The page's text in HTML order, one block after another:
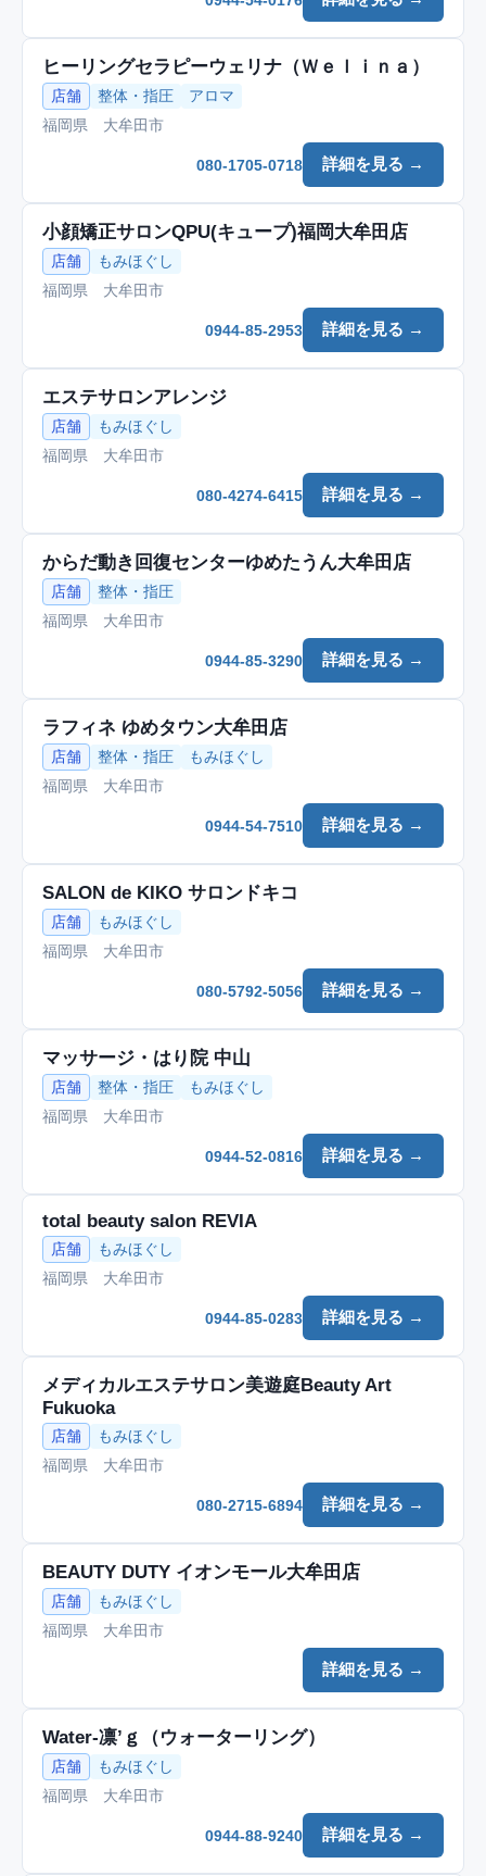
ヒーリングセラピーウェリナ（Ｗｅｌｉｎａ）
店舗 整体・指圧
アロマ
福岡県 大牟田市
詳細を見る →
080-1705-0718
小顔矯正サロンQPU(キュープ)福岡大牟田店
店舗
もみほぐし
福岡県 大牟田市
詳細を見る →
0944-85-2953
エステサロンアレンジ
店舗
もみほぐし
福岡県 大牟田市
詳細を見る →
080-4274-6415
からだ動き回復センターゆめたうん大牟田店
店舗
整体・指圧
福岡県 大牟田市
詳細を見る →
0944-85-3290
ラフィネ ゆめタウン大牟田店
店舗 整体・指圧
もみほぐし
福岡県 大牟田市
詳細を見る →
0944-54-7510
SALON de KIKO サロンドキコ
店舗
もみほぐし
福岡県 大牟田市
詳細を見る →
080-5792-5056
マッサージ・はり院 中山
店舗 整体・指圧
もみほぐし
福岡県 大牟田市
詳細を見る →
0944-52-0816
total beauty salon REVIA
店舗
もみほぐし
福岡県 大牟田市
詳細を見る →
0944-85-0283
メディカルエステサロン美遊庭Beauty Art
Fukuoka
店舗
もみほぐし
福岡県 大牟田市
詳細を見る →
080-2715-6894
BEAUTY DUTY イオンモール大牟田店
店舗
もみほぐし
福岡県 大牟田市
詳細を見る →
Water-凛’ｇ（ウォーターリング）
店舗
もみほぐし
福岡県 大牟田市
詳細を見る →
0944-88-9240